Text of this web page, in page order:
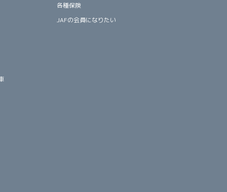
各種保険
JAFの会員になりたい